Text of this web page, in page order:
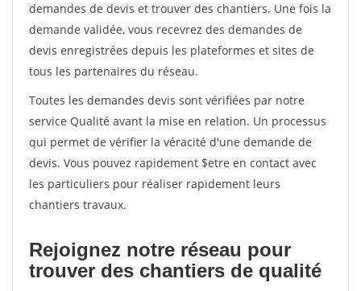
demandes de devis et trouver des chantiers. Une fois la
demande validée, vous recevrez des demandes de
devis enregistrées depuis les plateformes et sites de
tous les partenaires du réseau.
Toutes les demandes devis sont vérifiées par notre
service Qualité avant la mise en relation. Un processus
qui permet de vérifier la véracité d'une demande de
devis. Vous pouvez rapidement $etre en contact avec
les particuliers pour réaliser rapidement leurs
chantiers travaux.
Rejoignez notre réseau pour
trouver des chantiers de qualité